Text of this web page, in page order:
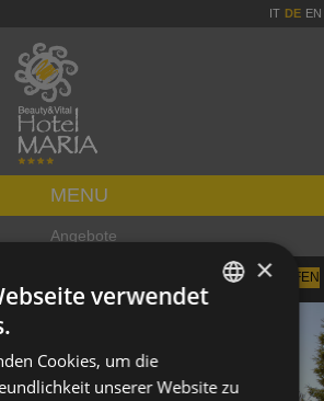
IT DE EN
MENU
Angebote
×
verwendet
Cookies, um die
unserer Website zu